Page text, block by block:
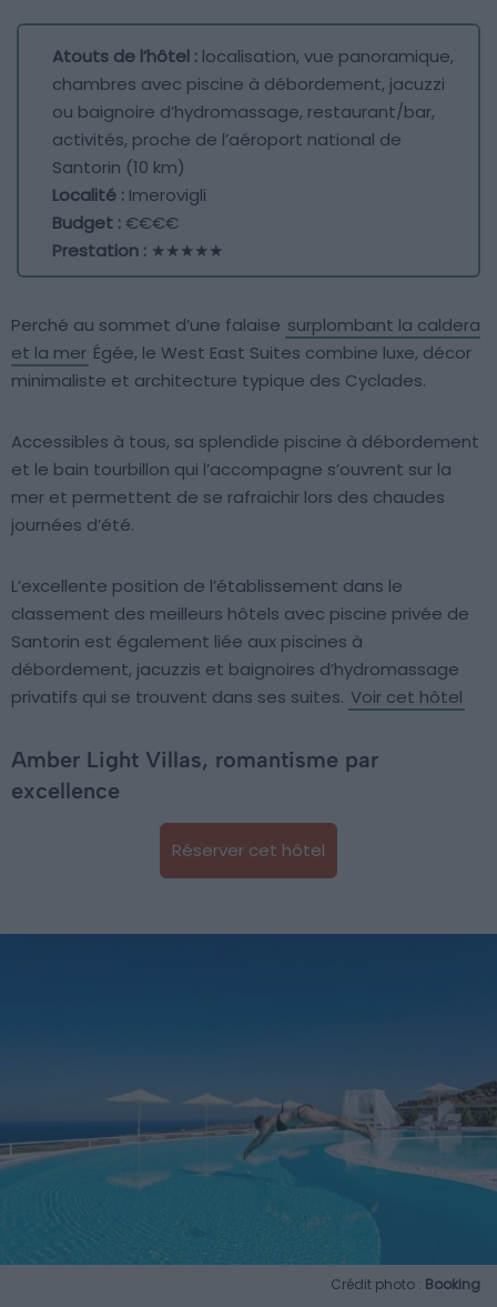
Atouts de l’hôtel : localisation, vue panoramique,
chambres avec piscine à débordement, jacuzzi
ou baignoire d’hydromassage, restaurant/bar,
activités, proche de l’aéroport national de
Santorin (10 km)
Localité : Imerovigli
Budget :€€€€
Prestation : ★★★★★
Perché au sommet d’une falaise surplombant la caldera
et la mer Égée, le West East Suites combine luxe, décor
minimaliste et architecture typique des Cyclades.
Accessibles à tous, sa splendide piscine à débordement
et le bain tourbillon qui l’accompagne s’ouvrent sur la
mer et permettent de se rafraichir lors des chaudes
journées d’été.
L’excellente position de l’établissement dans le
classement des meilleurs hôtels avec piscine privée de
Santorin est également liée aux piscines à
débordement, jacuzzis et baignoires d’hydromassage
privatifs qui se trouvent dans ses suites. Voir cet hôtel
Amber Light Villas, romantisme par
excellence
Réserver cet hôtel
Crédit photo : Booking